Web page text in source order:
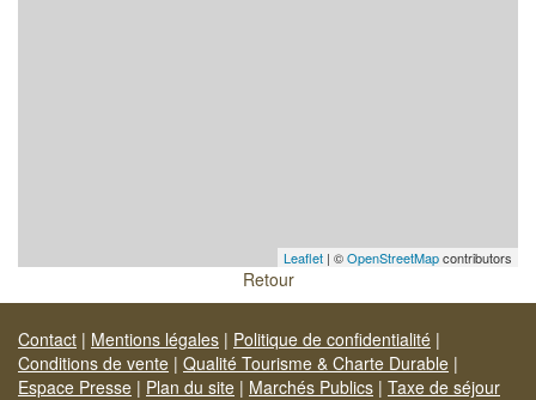
Leaflet | ©OpenStreetMapcontributors
Retour
Contact | Mentions légales | Politique de confidentialité |
Conditions de vente | Qualité Tourisme & Charte Durable |
Espace Presse | Plan du site | Marchés Publics | Taxe de séjour